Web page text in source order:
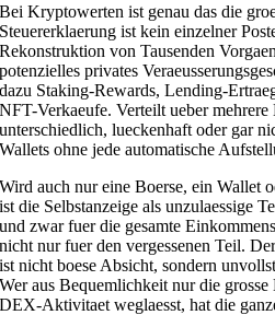
Bei Kryptowerten ist genau das die
Steuererklaerung ist kein einzelner
Rekonstruktion von Tausenden
potenzielles privates
dazu Staking-Rewards, Lending-
NFT-Verkaeufe. Verteilt ueber
unterschiedlich, lueckenhaft oder gar
Wallets ohne jede automatische
Wird auch nur eine Boerse, ein Wallet
ist die Selbstanzeige als unzulaessige
und zwar fuer die gesamte
nicht nur fuer den vergessenen Teil.
ist nicht boese Absicht, sondern
Wer aus Bequemlichkeit nur die
DEX-Aktivitaet weglaesst, hat die